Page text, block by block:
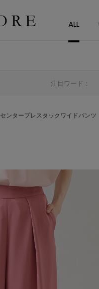
ALL
注目ワード：
センタープレスタックワイドパンツ